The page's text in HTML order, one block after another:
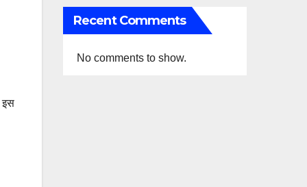
इस
Recent Comments
No comments to show.